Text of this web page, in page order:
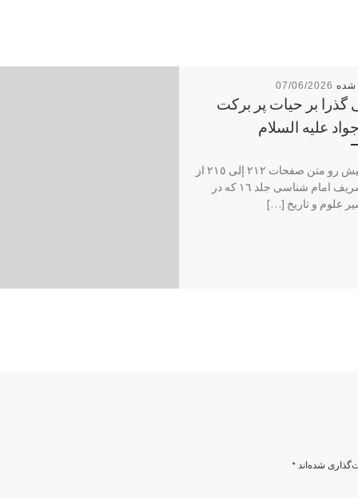
07/06/2026
گذرا بر حیات پر برکت
علیه السلام
مقالۀ پیش رو متن صفحات ٢١٢ إلی ٢١٥ از
کتاب شریف امام شناسی جلد ١٦ که در
علوم و تاریخ […]
شده‌اند*